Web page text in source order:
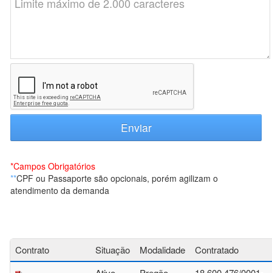
*Campos Obrigatórios
**CPF ou Passaporte são opcionais, porém agilizam o
atendimento da demanda
Contrato Situação Modalidade Contratado